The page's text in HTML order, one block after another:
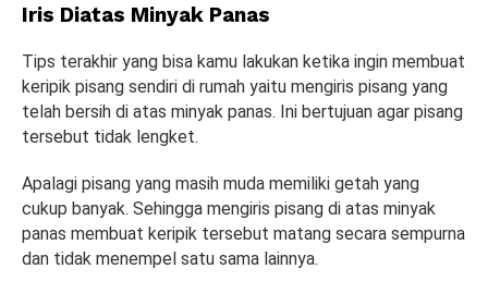
Iris Diatas Minyak Panas
Tips terakhir yang bisa kamu lakukan ketika ingin membuat
keripik pisang sendiri di rumah yaitu mengiris pisang yang
telah bersih di atas minyak panas. Ini bertujuan agar pisang
tersebut tidak lengket.
Apalagi pisang yang masih muda memiliki getah yang
cukup banyak. Sehingga mengiris pisang di atas minyak
panas membuat keripik tersebut matang secara sempurna
dan tidak menempel satu sama lainnya.